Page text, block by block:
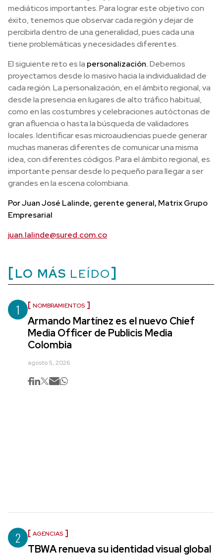
mediáticos importantes. Para lograr este objetivo con
éxito, tenemos que observar cada región y dejar de
percibirla dentro de una generalidad, pues cada una
tiene problemáticas y necesidades diferentes.
El siguiente reto es la personalización.Debemos
proyectarnos desde lo masivo hacia la individualidad de
cada región. La personalización, en el ámbito regional, va
desde la presencia en lugares de alto tráfico habitual,
como en las costumbres y celebraciones autóctonas de
gran afluencia o hasta la búsqueda de validadores
locales. Identificar esas microaudiencias puede generar
muchas maneras diferentes de comunicar una misma
idea, con diferentes códigos. Para el ámbito regional, es
importante pensar desde lo pequeño para llegar a ser
grandes en la escena colombiana.
Por Juan José Lalinde, gerente general, Matrix Grupo
Empresarial
juan.lalinde@sured.com.co
LO MÁS LEÍDO
1 NOMBRAMIENTOS
Armando Martínez es el nuevo Chief
Media Officer de Publicis Media
Colombia
agosto 5, 2026
2 AGENCIAS
TBWA renueva su identidad visual global